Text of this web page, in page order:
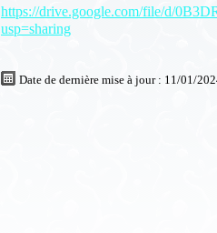
https://drive.google.com/file/d/
usp=sharing
Date de dernière mise à jour : 11/01/